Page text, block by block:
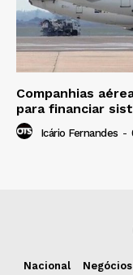
Companhias
para financiar
Icário Fernandes -
Nacional Negócios